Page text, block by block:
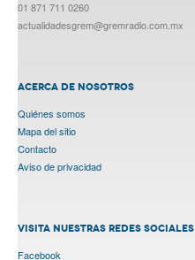
01 871 711 0260
actualidadesgrem@gremradio.com.mx
ACERCA DE NOSOTROS
Quiénes somos
Mapa del sitio
Contacto
Aviso de privacidad
VISITA NUESTRAS REDES SOCIALES
Facebook